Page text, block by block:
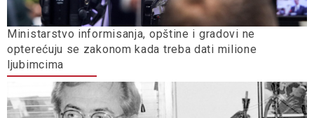
Ministarstvo informisanja, opštine i gradovi ne
opterećuju se zakonom kada treba dati milione
ljubimcima